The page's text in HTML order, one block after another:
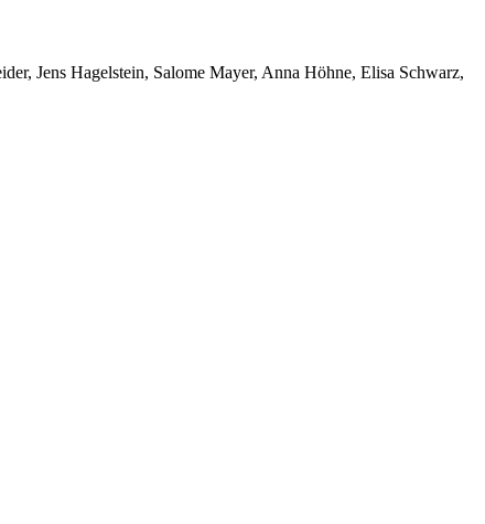
Jens Hagelstein, Salome Mayer, Anna Höhne, Elisa Schwarz,